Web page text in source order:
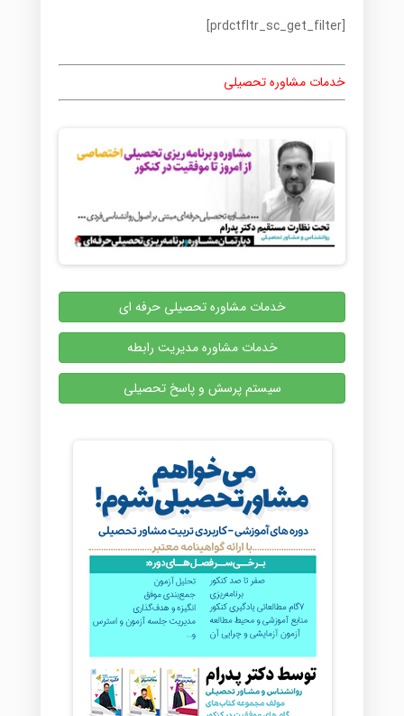
[prdctfltr_sc_get_filter]
خدمات مشاوره تحصیلی
خدمات مشاوره تحصیلی حرفه ای
خدمات مشاوره مدیریت رابطه
سیستم پرسش و پاسخ تحصیلی